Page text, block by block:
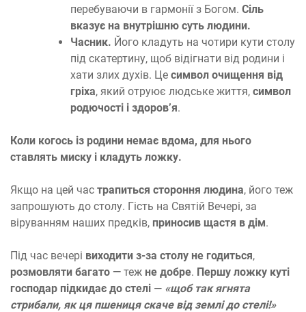
перебуваючи в гармонії з Богом. Сіль
вказує на внутрішню суть людини.
Часник. Його кладуть на чотири кути столу
під скатертину, щоб відігнати від родини і
хати злих духів. Це символ очищення від
гріха, який отруює людське життя, символ
родючості і здоров’я.
Коли когось із родини немає вдома, для нього
ставлять миску і кладуть ложку.
Якщо на цей час трапиться стороння людина, його теж
запрошують до столу. Гість на Святій Вечері, за
віруванням наших предків, приносив щастя в дім.
Під час вечері виходити з-за столу не годиться,
розмовляти багато — теж не добре. Першу ложку куті
господар підкидає до стелі — «щоб так ягнята
стрибали, як ця пшениця скаче від землі до стелі!»